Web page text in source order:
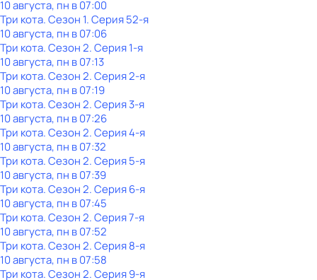
10 августа, пн в 07:00
Три кота. Сезон 1. Серия 52-я
10 августа, пн в 07:06
Три кота. Сезон 2. Серия 1-я
10 августа, пн в 07:13
Три кота. Сезон 2. Серия 2-я
10 августа, пн в 07:19
Три кота. Сезон 2. Серия 3-я
10 августа, пн в 07:26
Три кота. Сезон 2. Серия 4-я
10 августа, пн в 07:32
Три кота. Сезон 2. Серия 5-я
10 августа, пн в 07:39
Три кота. Сезон 2. Серия 6-я
10 августа, пн в 07:45
Три кота. Сезон 2. Серия 7-я
10 августа, пн в 07:52
Три кота. Сезон 2. Серия 8-я
10 августа, пн в 07:58
Три кота. Сезон 2. Серия 9-я